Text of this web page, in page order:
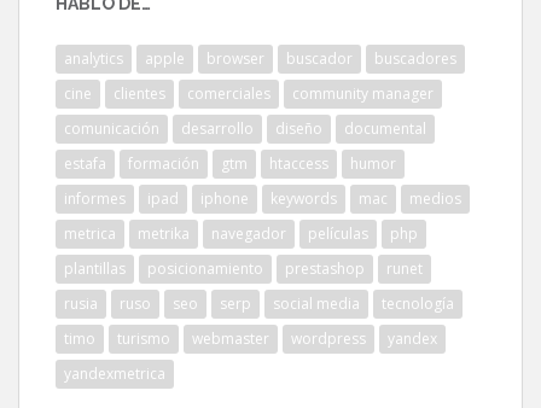
HABLO DE…
analytics apple browser buscador
buscadores
cine
clientes comerciales
community manager
comunicación
desarrollo diseño
documental
estafa
formación gtm htaccess
humor
informes
ipad iphone keywords mac
medios
metrica
metrika navegador películas
php
plantillas
posicionamiento prestashop
runet
rusia
ruso seo serp social media
tecnología
timo
turismo webmaster wordpress
yandex
yandexmetrica